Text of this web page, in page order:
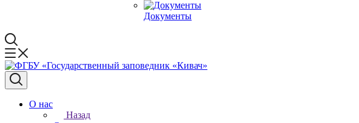
Документы
О нас
Назад